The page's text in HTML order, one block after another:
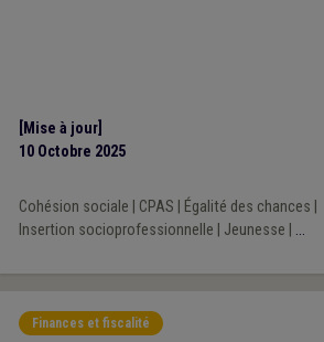
[Mise à jour]
10 Octobre 2025
Cohésion sociale CPAS Égalité des chances
Insertion socioprofessionnelle
Jeunesse ...
Finances et fiscalité